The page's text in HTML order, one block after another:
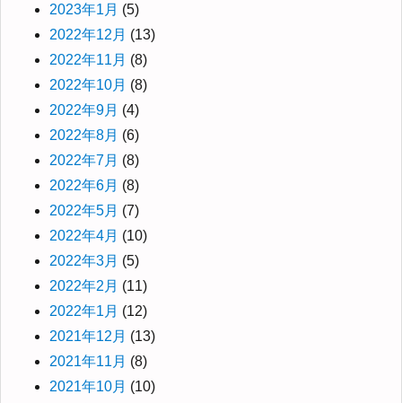
2023年1月 (5)
2022年12月 (13)
2022年11月 (8)
2022年10月 (8)
2022年9月 (4)
2022年8月 (6)
2022年7月 (8)
2022年6月 (8)
2022年5月 (7)
2022年4月 (10)
2022年3月 (5)
2022年2月 (11)
2022年1月 (12)
2021年12月 (13)
2021年11月 (8)
2021年10月 (10)